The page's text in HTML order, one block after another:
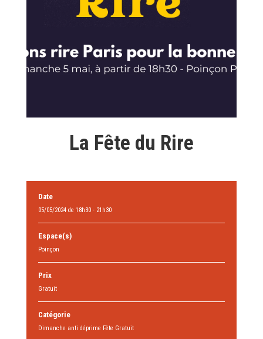
La Fête du Rire
Date
05/05/2024 de 18h30 - 21h30
Espace(s)
Poinçon
Prix
Gratuit
Catégorie
Dimanche anti déprime Fête Gratuit